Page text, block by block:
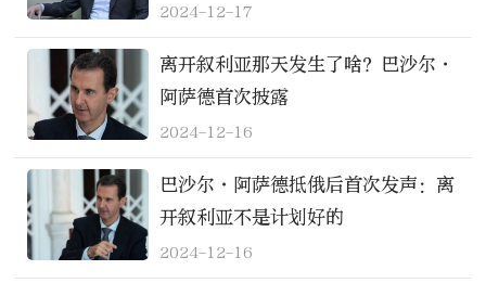
2024-12-17
离开叙利亚那天发生了啥？巴沙尔·
阿萨德首次披露
2024-12-16
巴沙尔·阿萨德抵俄后首次发声：离
开叙利亚不是计划好的
2024-12-16